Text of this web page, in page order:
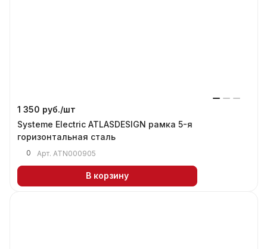
1 350 руб./шт
Systeme Electric ATLASDESIGN рамка 5-я
горизонтальная сталь
0 Арт. ATN000905
В корзину